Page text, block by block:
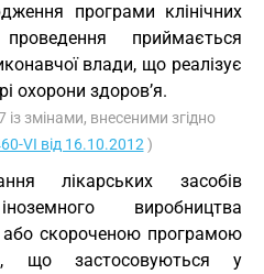
програми клінічних
приймається
влади, що реалізує
охорони здоров’я.
змінами, внесеними згідно
VI від 16.10.2012 )
лікарських засобів
виробництва
скороченою програмою
що застосовуються у